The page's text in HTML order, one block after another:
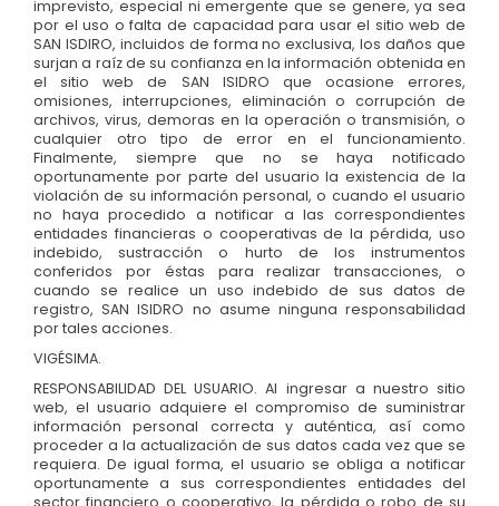
imprevisto, especial ni emergente que se genere, ya sea
por el uso o falta de capacidad para usar el sitio web de
SAN ISDIRO, incluidos de forma no exclusiva, los daños que
surjan a raíz de su confianza en la información obtenida en
el sitio web de SAN ISIDRO que ocasione errores,
omisiones, interrupciones, eliminación o corrupción de
archivos, virus, demoras en la operación o transmisión, o
cualquier otro tipo de error en el funcionamiento.
Finalmente, siempre que no se haya notificado
oportunamente por parte del usuario la existencia de la
violación de su información personal, o cuando el usuario
no haya procedido a notificar a las correspondientes
entidades financieras o cooperativas de la pérdida, uso
indebido, sustracción o hurto de los instrumentos
conferidos por éstas para realizar transacciones, o
cuando se realice un uso indebido de sus datos de
registro, SAN ISIDRO no asume ninguna responsabilidad
por tales acciones.
VIGÉSIMA.
RESPONSABILIDAD DEL USUARIO. Al ingresar a nuestro sitio
web, el usuario adquiere el compromiso de suministrar
información personal correcta y auténtica, así como
proceder a la actualización de sus datos cada vez que se
requiera. De igual forma, el usuario se obliga a notificar
oportunamente a sus correspondientes entidades del
sector financiero o cooperativo, la pérdida o robo de su